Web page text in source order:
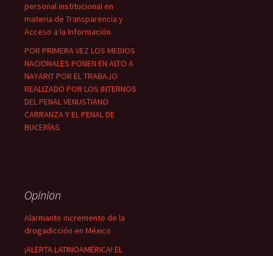
personal institucional en
materia de Transparencia y
Acceso a la Información
POR PRIMERA VEZ LOS MEDIOS
NACIONALES PONEN EN ALTO A
NAYARIT POR EL TRABAJO
REALIZADO POR LOS INTERNOS
DEL PENAL VENUSTIANO
CARRANZA Y EL PENAL DE
BUCERÍAS
Opinion
Alarmante incremento de la
drogadicción en México
¡ALERTA LATINOAMÉRICA! EL